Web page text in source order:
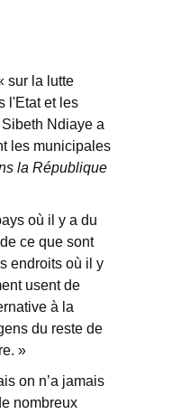
sur la lutte
l'Etat et les
Ndiaye a
les municipales
la République
où il y a du
ce que sont
endroits où il y
usent de
à la
du reste de
»
on n’a jamais
nombreux